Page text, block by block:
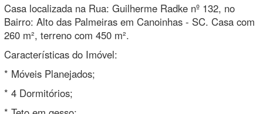
* Móveis Planejados;
* 4 Dormitórios;